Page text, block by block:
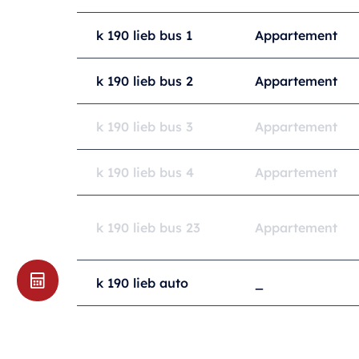
Interesse? Contacteer Tom
k 190 lieb bus 1 Appartement
k 190 lieb bus 2 Appartement
k 190 lieb bus 3 Appartement
k 190 lieb bus 4 Appartement
k 190 lieb bus 23 Appartement
k 190 lieb auto